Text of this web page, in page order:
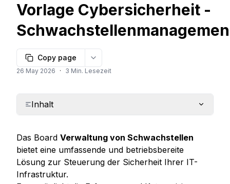
Vorlage Cybersicherheit -
Copy page More options
26 May 2026 · 3 Min. Lesezeit
Inhalt
Das Board Verwaltung von Schwachstellen
bietet eine umfassende und betriebsbereite
Lösung zur Steuerung der Sicherheit Ihrer IT-
Infrastruktur.